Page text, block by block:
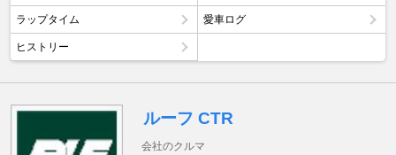
ラップタイム 愛車ログ
ヒストリー
ルーフ CTR
会社のクルマ